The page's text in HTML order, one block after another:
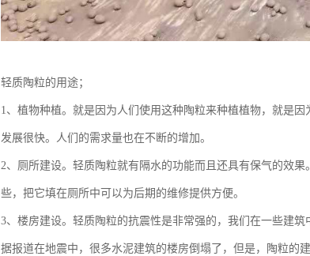
轻质陶粒的用途；
1、植物种植。就是因为人们使用这种陶粒来种植植物，就是
发展很快。人们的需求量也在不断的增加。
2、厕所建设。轻质陶粒就有隔水的功能而且还具有保气的效
些，把它填在厕所中可以为后期的维修提供方便。
3、楼房建设。轻质陶粒的抗震性是非常强的，我们在一些建
据报道在地震中，很多水泥建筑的楼房倒塌了，但是，陶粒的